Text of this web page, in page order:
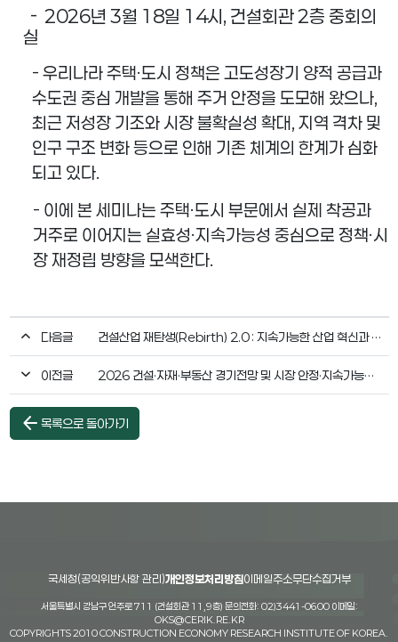
- 2026년 3월 18일 14시, 건설회관 2층 중회의
실
-우리나라 주택·도시 정책은 고도성장기 양적 공급과
수도권 중심 개발을 통해 주거 안정을 도모해 왔으나,
최근 저성장 기조와 시장 불확실성 확대,지역 격차 및
인구 구조 변화 등으로 인해 기존 체계의 한계가 심화
되고 있다.
- 이에 본 세미나는 주택·도시 부문에서 실제 착공과
거주로 이어지는 실효성·지속가능성 중심으로 정책·시
장 재정립 방향을 모색한다.
다음글 건설산업 재탄생(Rebirth) 2.0 : 지속가능한 산업 혁신과 AI 시대 대전환
이전글 2026 건설·자재·부동산 경기전망 및 시장 안정·지속가능성 확보 세미나
arrow_back 목록으로 돌아가기
국세청(공익위반사항 관리)개인정보처리방침이메일주소무단수집거부
서울특별시 강남구 언주로 711 (건설회관 11,9층) 문의전화: 02)3441-0600 이메일:
OKS@CERIK.RE.KR
COPYRIGHTS 2010 CONSTRUCTION ECONOMY RESEARCH INSTITUTE OF KOREA.